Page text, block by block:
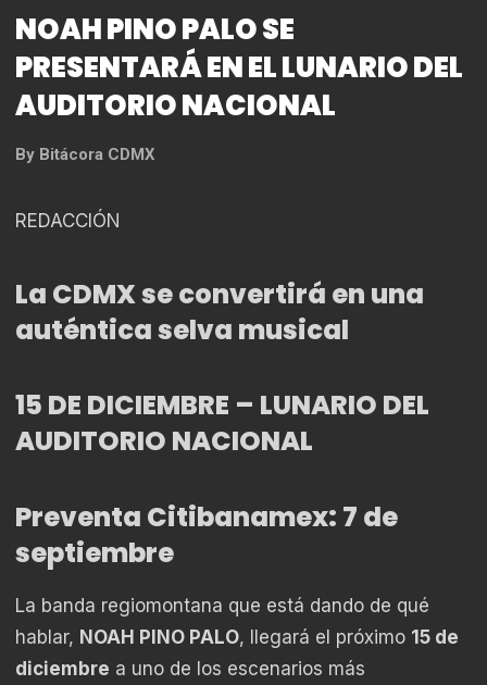
NOAH PINO PALO SE
PRESENTARÁ EN EL LUNARIO DEL
AUDITORIO NACIONAL
By Bitácora CDMX
REDACCIÓN
La CDMX se convertirá en una
auténtica selva musical
15 DE DICIEMBRE – LUNARIO DEL
AUDITORIO NACIONAL
Preventa Citibanamex: 7 de
septiembre
La banda regiomontana que está dando de qué
hablar, NOAH PINO PALO, llegará el próximo 15 de
diciembre a uno de los escenarios más